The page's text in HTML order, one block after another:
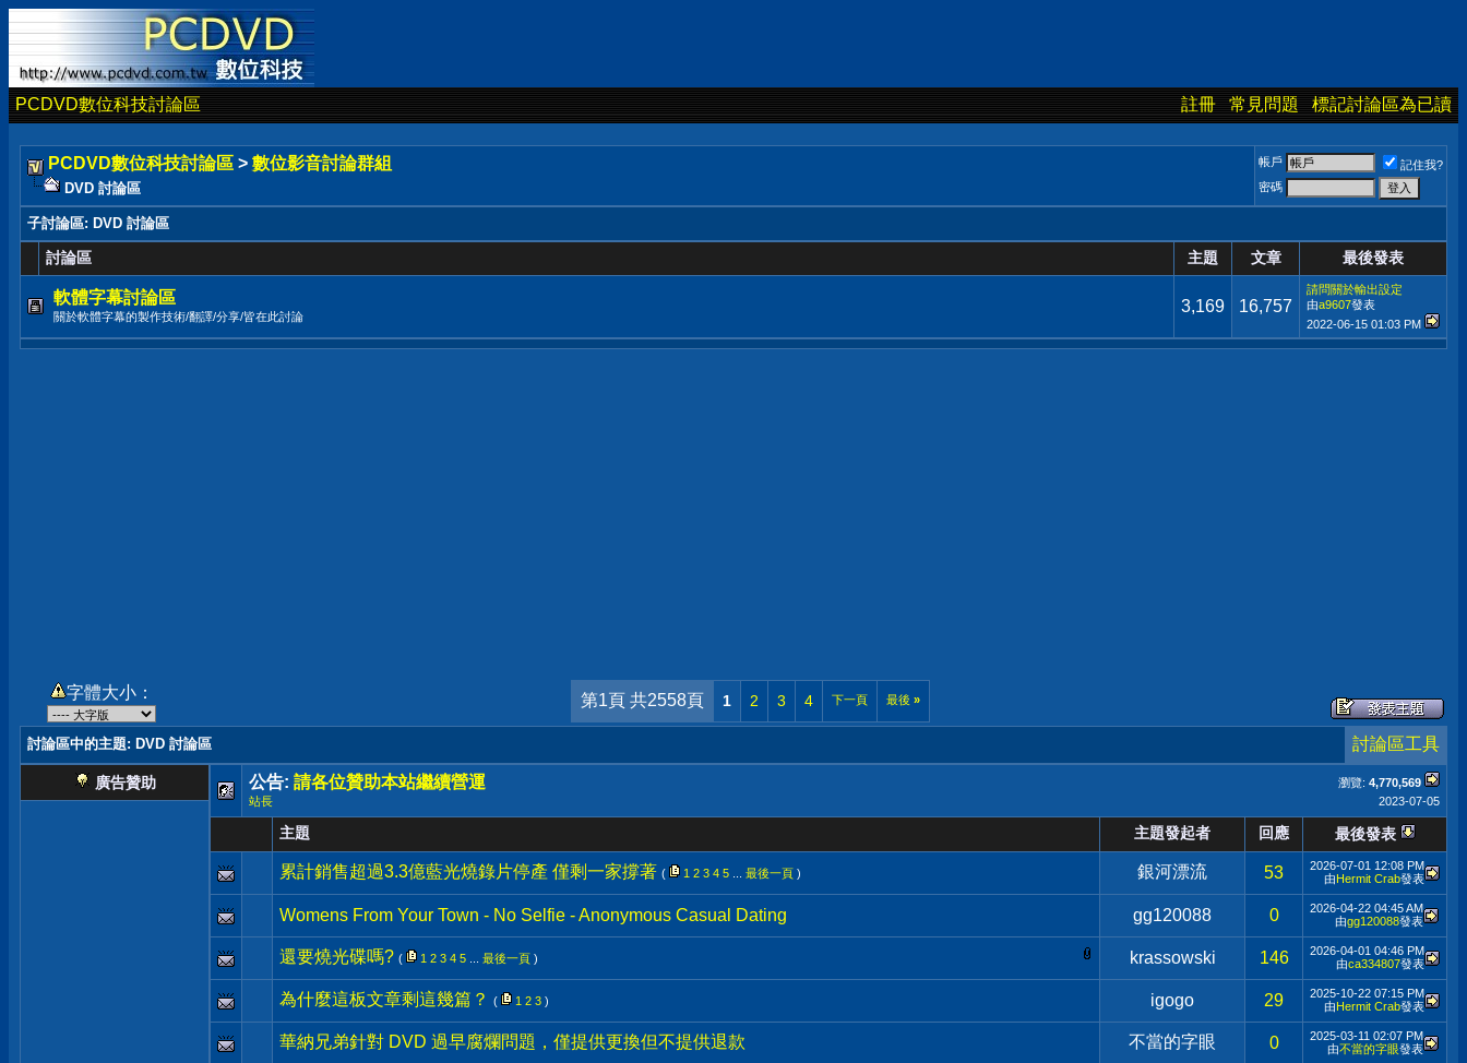
PCDVD數位科技討論區 註冊 常見問題 標記討論區為已讀
PCDVD數位科技討論區 > 數位影音討論群組
DVD 討論區
帳戶
記住我?
密碼
子討論區: DVD 討論區
討論區 主題 文章 最後發表
軟體字幕討論區
關於軟體字幕的製作技術/翻譯/分享/皆在此討論
3,169 16,757
請問關於輸出設定
由a9607發表
2022-06-15 01:03 PM
字體大小： 第1頁 共2558頁 1 2 3 4 下一頁 最後 »
討論區中的主題: DVD 討論區 討論區工具
廣告贊助 瀏覽: 4,770,569
公告: 請各位贊助本站繼續營運
2023-07-05
站長
主題 主題發起者 回應 最後發表
累計銷售超過3.3億藍光燒錄片停產 僅剩一家撐著 ( 1 2 3 4 5 最後一頁 ) 銀河漂流 53 2026-07-01 12:08 PM
由Hermit Crab發表
Womens From Your Town - No Selfie - Anonymous Casual Dating gg120088 0 2026-04-22 04:45 AM
由gg120088發表
還要燒光碟嗎? ( 1 2 3 4 5 最後一頁 ) krassowski 146 2026-04-01 04:46 PM
由ca334807發表
為什麼這板文章剩這幾篇？ ( 1 2 3 ) igogo 29 2025-10-22 07:15 PM
由Hermit Crab發表
華納兄弟針對 DVD 過早腐爛問題，僅提供更換但不提供退款 不當的字眼 0 2025-03-11 02:07 PM
由不當的字眼發表